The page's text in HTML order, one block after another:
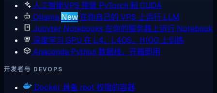
人工智能VPS 预装 PyTorch 和 CUDA
Ollama New在你自己的 VPS 上运行 LLM
Jupyter Notebooks 在你的服务器上运行 Notebook
深度学习 GPU 在 L4、L40S、H100 上训练
Anaconda Python 数据栈，开箱即用
开发者与 DEVOPS
Docker 具备 root 权限的容器